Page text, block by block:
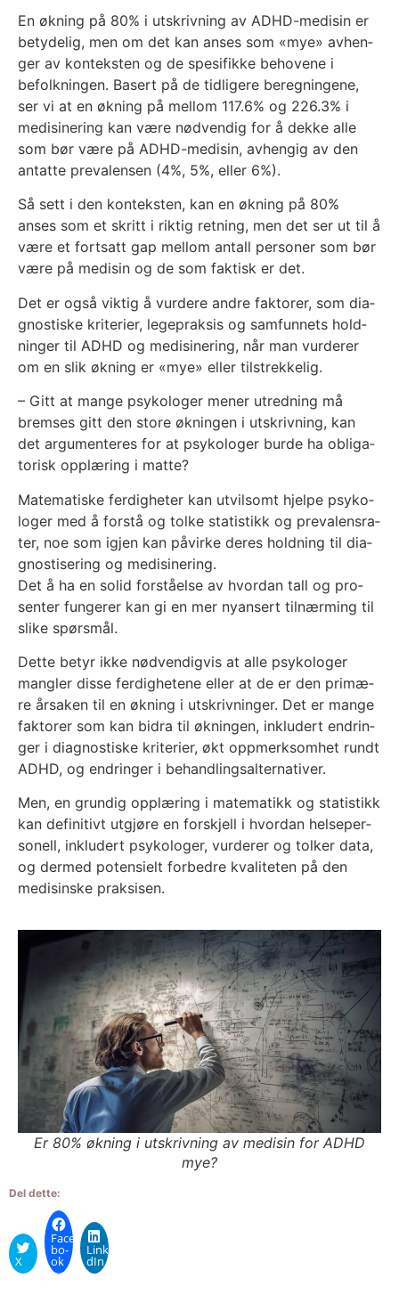
En økning på 80% i utskriv­ning av ADHD-medi­sin er
bety­de­lig, men om det kan anses som «mye» avhen­
ger av kon­teks­ten og de spe­si­fik­ke beho­ve­ne i
befolk­nin­gen. Basert på de tid­li­ge­re bereg­nin­ge­ne,
ser vi at en økning på mel­lom 117.6% og 226.3% i
medi­si­ne­ring kan være nød­ven­dig for å dek­ke alle
som bør være på ADHD-medi­sin, avhen­gig av den
antat­te pre­va­len­sen (4%, 5%, eller 6%).
Så sett i den kon­teks­ten, kan en økning på 80%
anses som et skritt i rik­tig ret­ning, men det ser ut til å
være et fort­satt gap mel­lom antall per­soner som bør
være på medi­sin og de som fak­tisk er det.
Det er også vik­tig å vur­de­re and­re fak­to­rer, som dia­
gnos­tis­ke kri­te­ri­er, lege­prak­sis og sam­fun­nets hold­
nin­ger til ADHD og medi­si­ne­ring, når man vur­de­rer
om en slik økning er «mye» eller til­strek­ke­lig.
– Gitt at man­ge psy­ko­lo­ger mener utred­ning må
brem­ses gitt den sto­re øknin­gen i utskriv­ning, kan
det argu­men­te­res for at psy­ko­lo­ger bur­de ha obli­ga­
to­risk opp­læ­ring i mat­te?
Mate­ma­tis­ke fer­dig­he­ter kan utvil­somt hjel­pe psy­ko­
lo­ger med å for­stå og tol­ke sta­ti­stikk og pre­va­lens­ra­
ter, noe som igjen kan påvir­ke deres hold­ning til dia­
gnos­ti­se­ring og medi­si­ne­ring.
Det å ha en solid for­stå­el­se av hvor­dan tall og pro­
sen­ter fun­ge­rer kan gi en mer nyan­sert til­nær­ming til
sli­ke spørs­mål.
Det­te betyr ikke nød­ven­dig­vis at alle psy­ko­lo­ger
mang­ler dis­se fer­dig­he­te­ne eller at de er den pri­mæ­
re årsa­ken til en økning i utskriv­nin­ger. Det er man­ge
fak­to­rer som kan bidra til øknin­gen, inklu­dert end­rin­
ger i dia­gnos­tis­ke kri­te­ri­er, økt opp­merk­som­het rundt
ADHD, og end­rin­ger i behand­lings­al­ter­na­ti­ver.
Men, en grun­dig opp­læ­ring i mate­ma­tikk og sta­ti­stikk
kan defi­ni­tivt utgjø­re en for­skjell i hvor­dan helse­per­
so­nell, inklu­dert psy­ko­lo­ger, vur­de­rer og tol­ker data,
og der­med poten­si­elt for­bed­re kva­li­te­ten på den
medi­sins­ke prak­si­sen.
Er 80% økning i utskriv­ning av medi­sin for ADHD
mye?
Del dette:
X
Face­
bo­
ok
Linke­
dIn